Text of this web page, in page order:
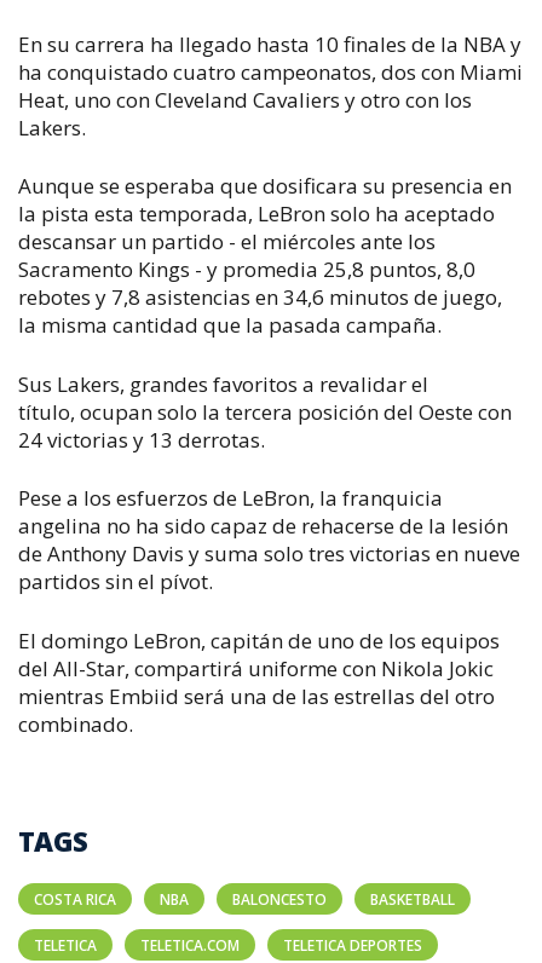
En su carrera ha llegado hasta 10 finales de la NBA y
ha conquistado cuatro campeonatos, dos con Miami
Heat, uno con Cleveland Cavaliers y otro con los
Lakers.
Aunque se esperaba que dosificara su presencia en
la pista esta temporada, LeBron solo ha aceptado
descansar un partido - el miércoles ante los
Sacramento Kings - y promedia 25,8 puntos, 8,0
rebotes y 7,8 asistencias en 34,6 minutos de juego,
la misma cantidad que la pasada campaña.
Sus Lakers, grandes favoritos a revalidar el
título, ocupan solo la tercera posición del Oeste con
24 victorias y 13 derrotas.
Pese a los esfuerzos de LeBron, la franquicia
angelina no ha sido capaz de rehacerse de la lesión
de Anthony Davis y suma solo tres victorias en nueve
partidos sin el pívot.
El domingo LeBron, capitán de uno de los equipos
del All-Star, compartirá uniforme con Nikola Jokic
mientras Embiid será una de las estrellas del otro
combinado.
TAGS
COSTA RICA NBA BALONCESTO BASKETBALL
TELETICA TELETICA.COM TELETICA DEPORTES